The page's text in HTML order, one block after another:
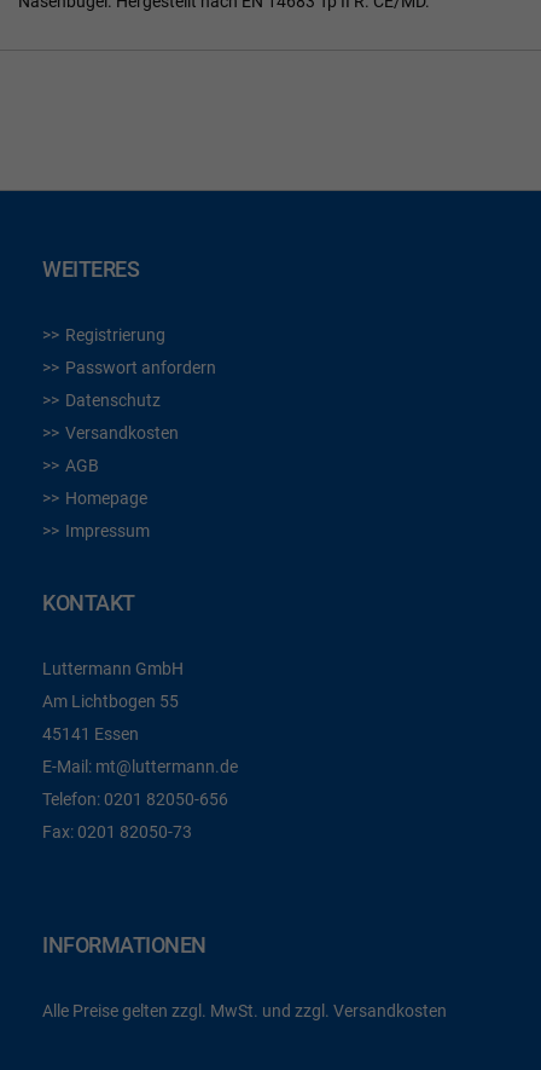
WEITERES
Registrierung
Passwort anfordern
Datenschutz
Versandkosten
AGB
Homepage
Impressum
KONTAKT
Luttermann GmbH
Am Lichtbogen 55
45141 Essen
E-Mail: mt@luttermann.de
Telefon: 0201 82050-656
Fax: 0201 82050-73
INFORMATIONEN
Alle Preise gelten zzgl. MwSt. und zzgl. Versandkosten